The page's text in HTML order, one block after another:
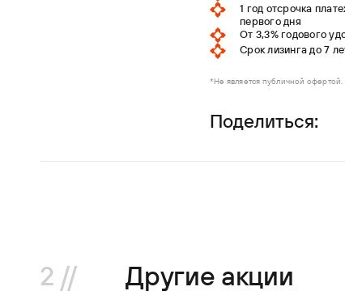
1 год отсрочка
первого дня
От 3,3% годового
Срок лизинга до 7
*Не является публичной
Поделиться:
2 // Другие акции